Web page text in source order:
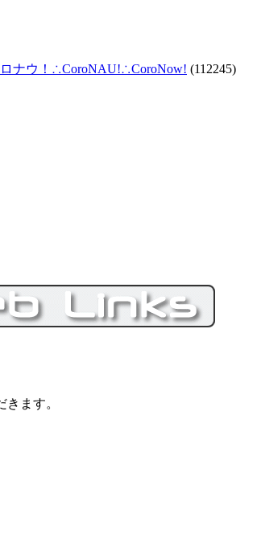
ナウ！∴CoroNAU!∴CoroNow! (112245)
ます。